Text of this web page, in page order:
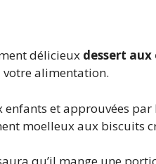
délicieux dessert
votre alimentation.
enfants et approuvées
moelleux aux biscuits